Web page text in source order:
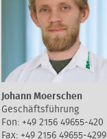
Johann Moerschen
Geschäftsführung
+49 2156 49655-420
+49 2156 49655-4299